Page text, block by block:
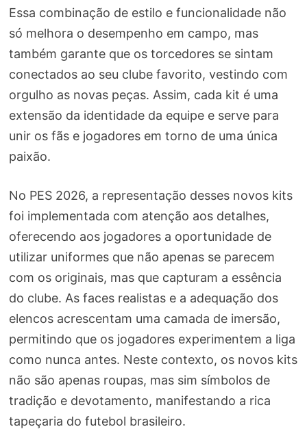
Essa combinação de estilo e funcionalidade não
só melhora o desempenho em campo, mas
também garante que os torcedores se sintam
conectados ao seu clube favorito, vestindo com
orgulho as novas peças. Assim, cada kit é uma
extensão da identidade da equipe e serve para
unir os fãs e jogadores em torno de uma única
paixão.
No PES 2026, a representação desses novos kits
foi implementada com atenção aos detalhes,
oferecendo aos jogadores a oportunidade de
utilizar uniformes que não apenas se parecem
com os originais, mas que capturam a essência
do clube. As faces realistas e a adequação dos
elencos acrescentam uma camada de imersão,
permitindo que os jogadores experimentem a liga
como nunca antes. Neste contexto, os novos kits
não são apenas roupas, mas sim símbolos de
tradição e devotamento, manifestando a rica
tapeçaria do futebol brasileiro.